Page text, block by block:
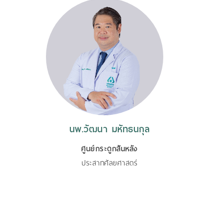
นพ.วัฒนา มหัทธนกุล
ศูนย์กระดูกสันหลัง
ประสาทศัลยศาสตร์